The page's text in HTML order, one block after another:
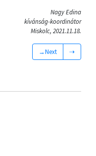
Nagy Edina
kívánság-koordinátor
Miskolc, 2021.11.18.
→Next ⇢